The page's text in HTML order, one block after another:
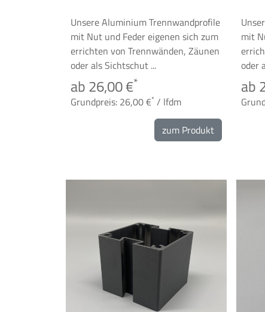
Unsere Aluminium Trennwandprofile
mit Nut und Feder eigenen sich zum
errichten von Trennwänden, Zäunen
oder als Sichtschut ...
ab 26,00 €*
Grundpreis: 26,00 €* / lfdm
zum Produkt
mit
oder
ab